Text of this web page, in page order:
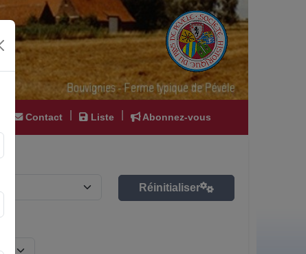
Contact Liste Abonnez-vous
Réinitialiser